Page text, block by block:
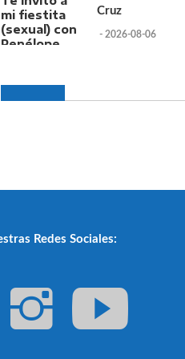
Cruz
- 2026-08-06
Redes Sociales: